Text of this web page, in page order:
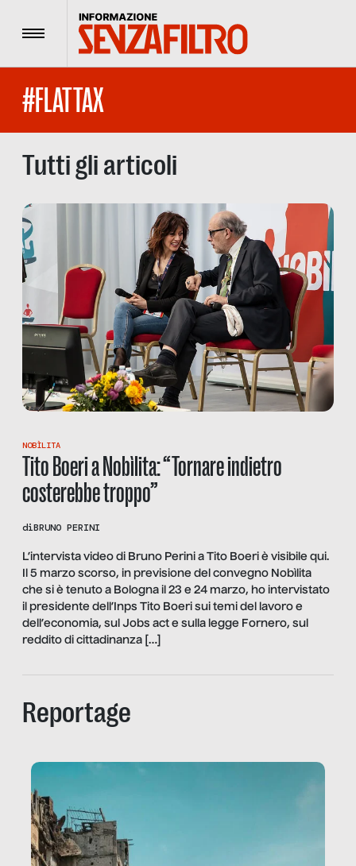
Menu
#FLATTAX
Tutti gli articoli
NOBÌLITA
Tito Boeri a Nobìlita: “Tornare indietro
costerebbe troppo”
diBRUNO PERINI
L’intervista video di Bruno Perini a Tito Boeri è visibile qui.
Il 5 marzo scorso, in previsione del convegno Nobìlita
che si è tenuto a Bologna il 23 e 24 marzo, ho intervistato
il presidente dell’Inps Tito Boeri sui temi del lavoro e
dell’economia, sul Jobs act e sulla legge Fornero, sul
reddito di cittadinanza […]
Reportage